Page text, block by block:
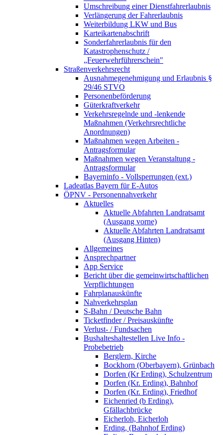
Umschreibung einer Dienstfahrerlaubnis
Verlängerung der Fahrerlaubnis
Weiterbildung LKW und Bus
Karteikartenabschrift
Sonderfahrerlaubnis für den
Katastrophenschutz /
„Feuerwehrführerschein"
Straßenverkehrsrecht
Ausnahmegenehmigung und Erlaubnis §
29/46 STVO
Personenbeförderung
Güterkraftverkehr
Verkehrsregelnde und -lenkende
Maßnahmen (Verkehrsrechtliche
Anordnungen)
Maßnahmen wegen Arbeiten -
Antragsformular
Maßnahmen wegen Veranstaltung -
Antragsformular
Bayerninfo - Vollsperrungen (ext.)
Ladeatlas Bayern für E-Autos
ÖPNV - Personennahverkehr
Aktuelles
Aktuelle Abfahrten Landratsamt
(Ausgang vorne)
Aktuelle Abfahrten Landratsamt
(Ausgang Hinten)
Allgemeines
Ansprechpartner
App Service
Bericht über die gemeinwirtschaftlichen
Verpflichtungen
Fahrplanauskünfte
Nahverkehrsplan
S-Bahn / Deutsche Bahn
Ticketfinder / Preisauskünfte
Verlust- / Fundsachen
Bushalteshaltestellen Live Info -
Probebetrieb
Berglern, Kirche
Bockhorn (Oberbayern), Grünbach
Dorfen (Kr Erding), Schulzentrum
Dorfen (Kr. Erding), Bahnhof
Dorfen (Kr. Erding), Friedhof
Eichenried (b Erding),
Gfällachbrücke
Eicherloh, Eicherloh
Erding, (Bahnhof Erding)